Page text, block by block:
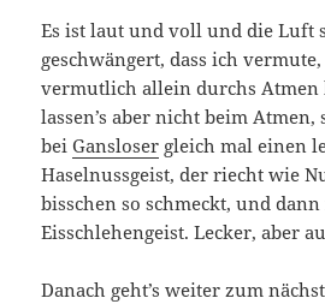
Es ist laut und voll und die Luft
geschwängert, dass ich
vermutlich allein durchs
lassen’s aber nicht beim
beiGansloser gleich mal einen
Haselnussgeist, der riecht wie
bisschen so schmeckt, und dann
Eisschlehengeist. Lecker, aber
Danach geht’s weiter zum